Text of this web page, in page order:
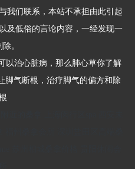
我们联系，本站不承担由此引起
及低俗的言论内容，一经发现一
。
以治心脏病，那么肺心草你了解
脚气断根，治疗脚气的偏方和除